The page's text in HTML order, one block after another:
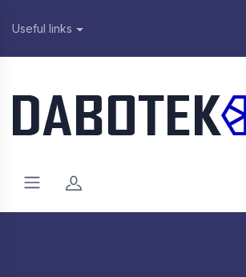
Useful links